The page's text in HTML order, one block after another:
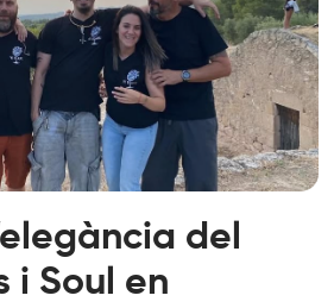
del
i Soul en